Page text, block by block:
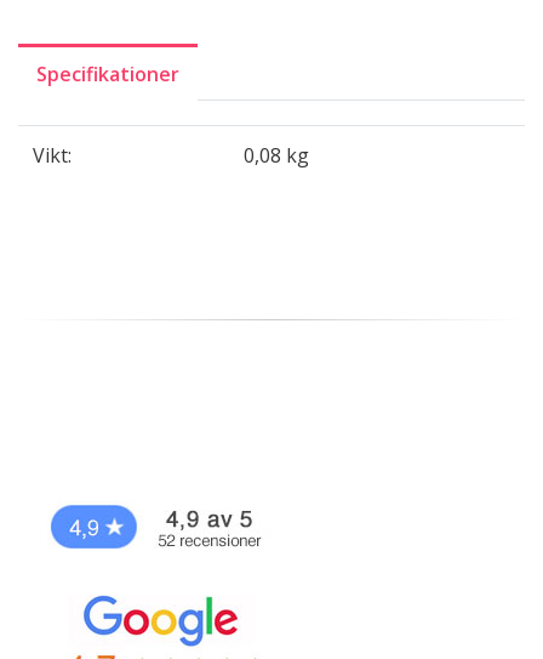
Specifikationer
Vikt: 0,08 kg